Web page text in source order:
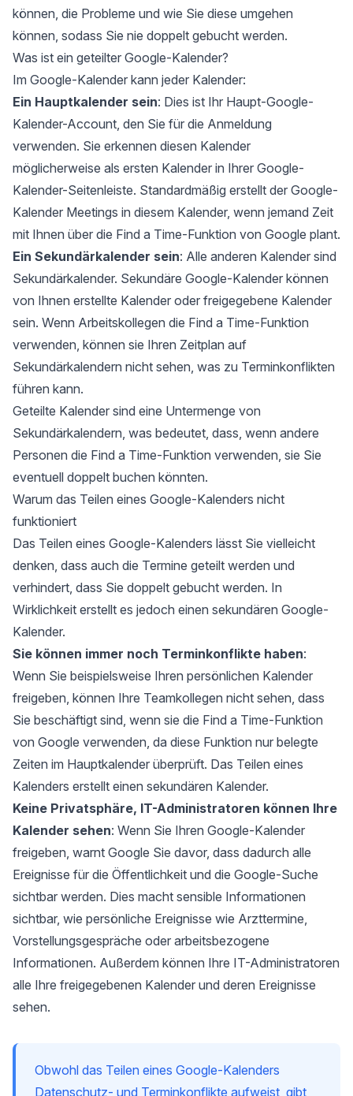
können, die Probleme und wie Sie diese umgehen
können, sodass Sie nie doppelt gebucht werden.
Was ist ein geteilter Google-Kalender?
Im Google-Kalender kann jeder Kalender:
Ein Hauptkalender sein: Dies ist Ihr Haupt-Google-
Kalender-Account, den Sie für die Anmeldung
verwenden. Sie erkennen diesen Kalender
möglicherweise als ersten Kalender in Ihrer Google-
Kalender-Seitenleiste. Standardmäßig erstellt der Google-
Kalender Meetings in diesem Kalender, wenn jemand Zeit
mit Ihnen über die Find a Time-Funktion von Google plant.
Ein Sekundärkalender sein: Alle anderen Kalender sind
Sekundärkalender. Sekundäre Google-Kalender können
von Ihnen erstellte Kalender oder freigegebene Kalender
sein. Wenn Arbeitskollegen die Find a Time-Funktion
verwenden, können sie Ihren Zeitplan auf
Sekundärkalendern nicht sehen, was zu Terminkonflikten
führen kann.
Geteilte Kalender sind eine Untermenge von
Sekundärkalendern, was bedeutet, dass, wenn andere
Personen die Find a Time-Funktion verwenden, sie Sie
eventuell doppelt buchen könnten.
Warum das Teilen eines Google-Kalenders nicht
funktioniert
Das Teilen eines Google-Kalenders lässt Sie vielleicht
denken, dass auch die Termine geteilt werden und
verhindert, dass Sie doppelt gebucht werden. In
Wirklichkeit erstellt es jedoch einen sekundären Google-
Kalender.
Sie können immer noch Terminkonflikte haben:
Wenn Sie beispielsweise Ihren persönlichen Kalender
freigeben, können Ihre Teamkollegen nicht sehen, dass
Sie beschäftigt sind, wenn sie die Find a Time-Funktion
von Google verwenden, da diese Funktion nur belegte
Zeiten im Hauptkalender überprüft. Das Teilen eines
Kalenders erstellt einen sekundären Kalender.
Keine Privatsphäre, IT-Administratoren können Ihre
Kalender sehen: Wenn Sie Ihren Google-Kalender
freigeben, warnt Google Sie davor, dass dadurch alle
Ereignisse für die Öffentlichkeit und die Google-Suche
sichtbar werden. Dies macht sensible Informationen
sichtbar, wie persönliche Ereignisse wie Arzttermine,
Vorstellungsgespräche oder arbeitsbezogene
Informationen. Außerdem können Ihre IT-Administratoren
alle Ihre freigegebenen Kalender und deren Ereignisse
sehen.
Obwohl das Teilen eines Google-Kalenders
Datenschutz- und Terminkonflikte aufweist, gibt